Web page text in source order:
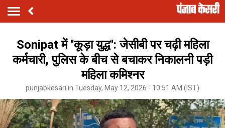
Sonipat में ''कूड़ा युद्ध'': जेसीबी पर चढ़ी महिला
कर्मचारी, पुलिस के बीच से बचाकर निकालनी पड़ी
महिला कमिश्नर
punjabkesari.in Tuesday, May 12, 2026 - 10:51 AM (IST)